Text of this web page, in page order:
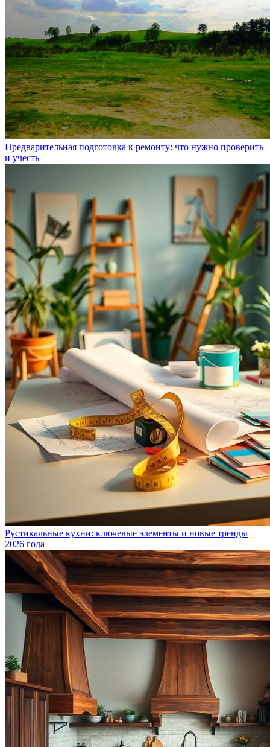
Предварительная подготовка к ремонту: что нужно проверить
и учесть
Рустикальные кухни: ключевые элементы и новые тренды
2026 года